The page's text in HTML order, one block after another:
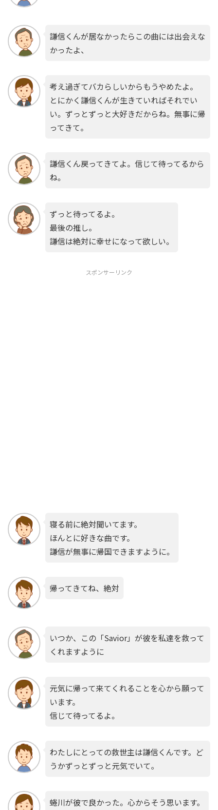
謙信くんが居なかったらこの曲には出会えな
かったよ、
考え過ぎてバカらしいからもうやめたよ。
とにかく謙信くんが生きていればそれでい
い。ずっとずっと大好きだからね。無事に帰
ってきて。
謙信くん戻ってきてよ。信じて待ってるから
ね。
ずっと待ってるよ。
最後の推し。
謙信は絶対に幸せになって欲しい。
スポンサーリンク
寝る前に絶対聞いてます。
ほんとに好きな曲です。
謙信が無事に帰国できますように。
帰ってきてね、絶対
いつか、この「Savior」が彼を私達を救って
くれますように
元気に帰って来てくれることを心から願って
います。
信じて待ってるよ。
わたしにとっての救世主は謙信くんです。ど
うかずっとずっと元気でいて。
蜷川が彼で良かった。心からそう思います。